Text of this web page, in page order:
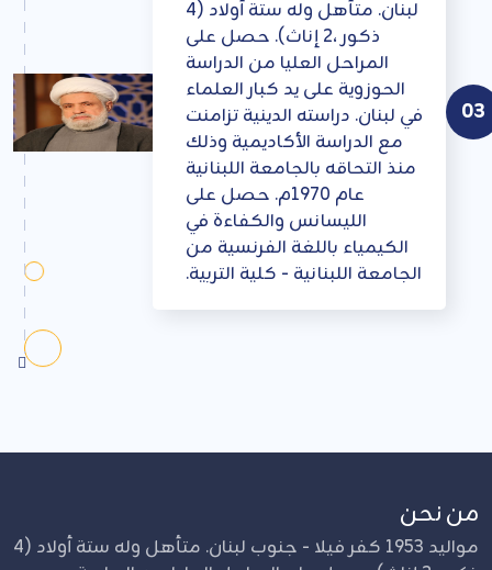
03
لبنان. متأهل وله ستة أولاد (4
ذكور ،2 إناث). حصل على
المراحل العليا من الدراسة
الحوزوية على يد كبار العلماء
في لبنان. دراسته الدينية تزامنت
مع الدراسة الأكاديمية وذلك
منذ التحاقه بالجامعة اللبنانية
عام 1970م. حصل على
الليسانس والكفاءة في
الكيمياء باللغة الفرنسية من
الجامعة اللبنانية - كلية التربية.
من نحن
مواليد 1953 كفر فيلا - جنوب لبنان. متأهل وله ستة أولاد (4